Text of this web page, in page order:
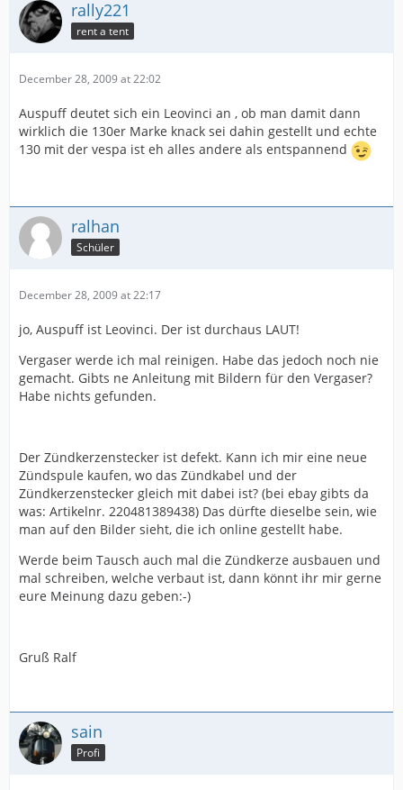
rally221
rent a tent
December 28, 2009 at 22:02
Auspuff deutet sich ein Leovinci an , ob man damit dann
wirklich die 130er Marke knack sei dahin gestellt und echte
130 mit der vespa ist eh alles andere als entspannend
ralhan
Schüler
December 28, 2009 at 22:17
jo, Auspuff ist Leovinci. Der ist durchaus LAUT!
Vergaser werde ich mal reinigen. Habe das jedoch noch nie
gemacht. Gibts ne Anleitung mit Bildern für den Vergaser?
Habe nichts gefunden.
Der Zündkerzenstecker ist defekt. Kann ich mir eine neue
Zündspule kaufen, wo das Zündkabel und der
Zündkerzenstecker gleich mit dabei ist? (bei ebay gibts da
was: Artikelnr. 220481389438) Das dürfte dieselbe sein, wie
man auf den Bilder sieht, die ich online gestellt habe.
Werde beim Tausch auch mal die Zündkerze ausbauen und
mal schreiben, welche verbaut ist, dann könnt ihr mir gerne
eure Meinung dazu geben:-)
Gruß Ralf
sain
Profi